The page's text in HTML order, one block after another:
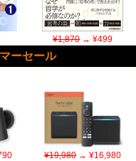
¥1,870→ ¥499
ーセール
¥19,980→ ¥16,980